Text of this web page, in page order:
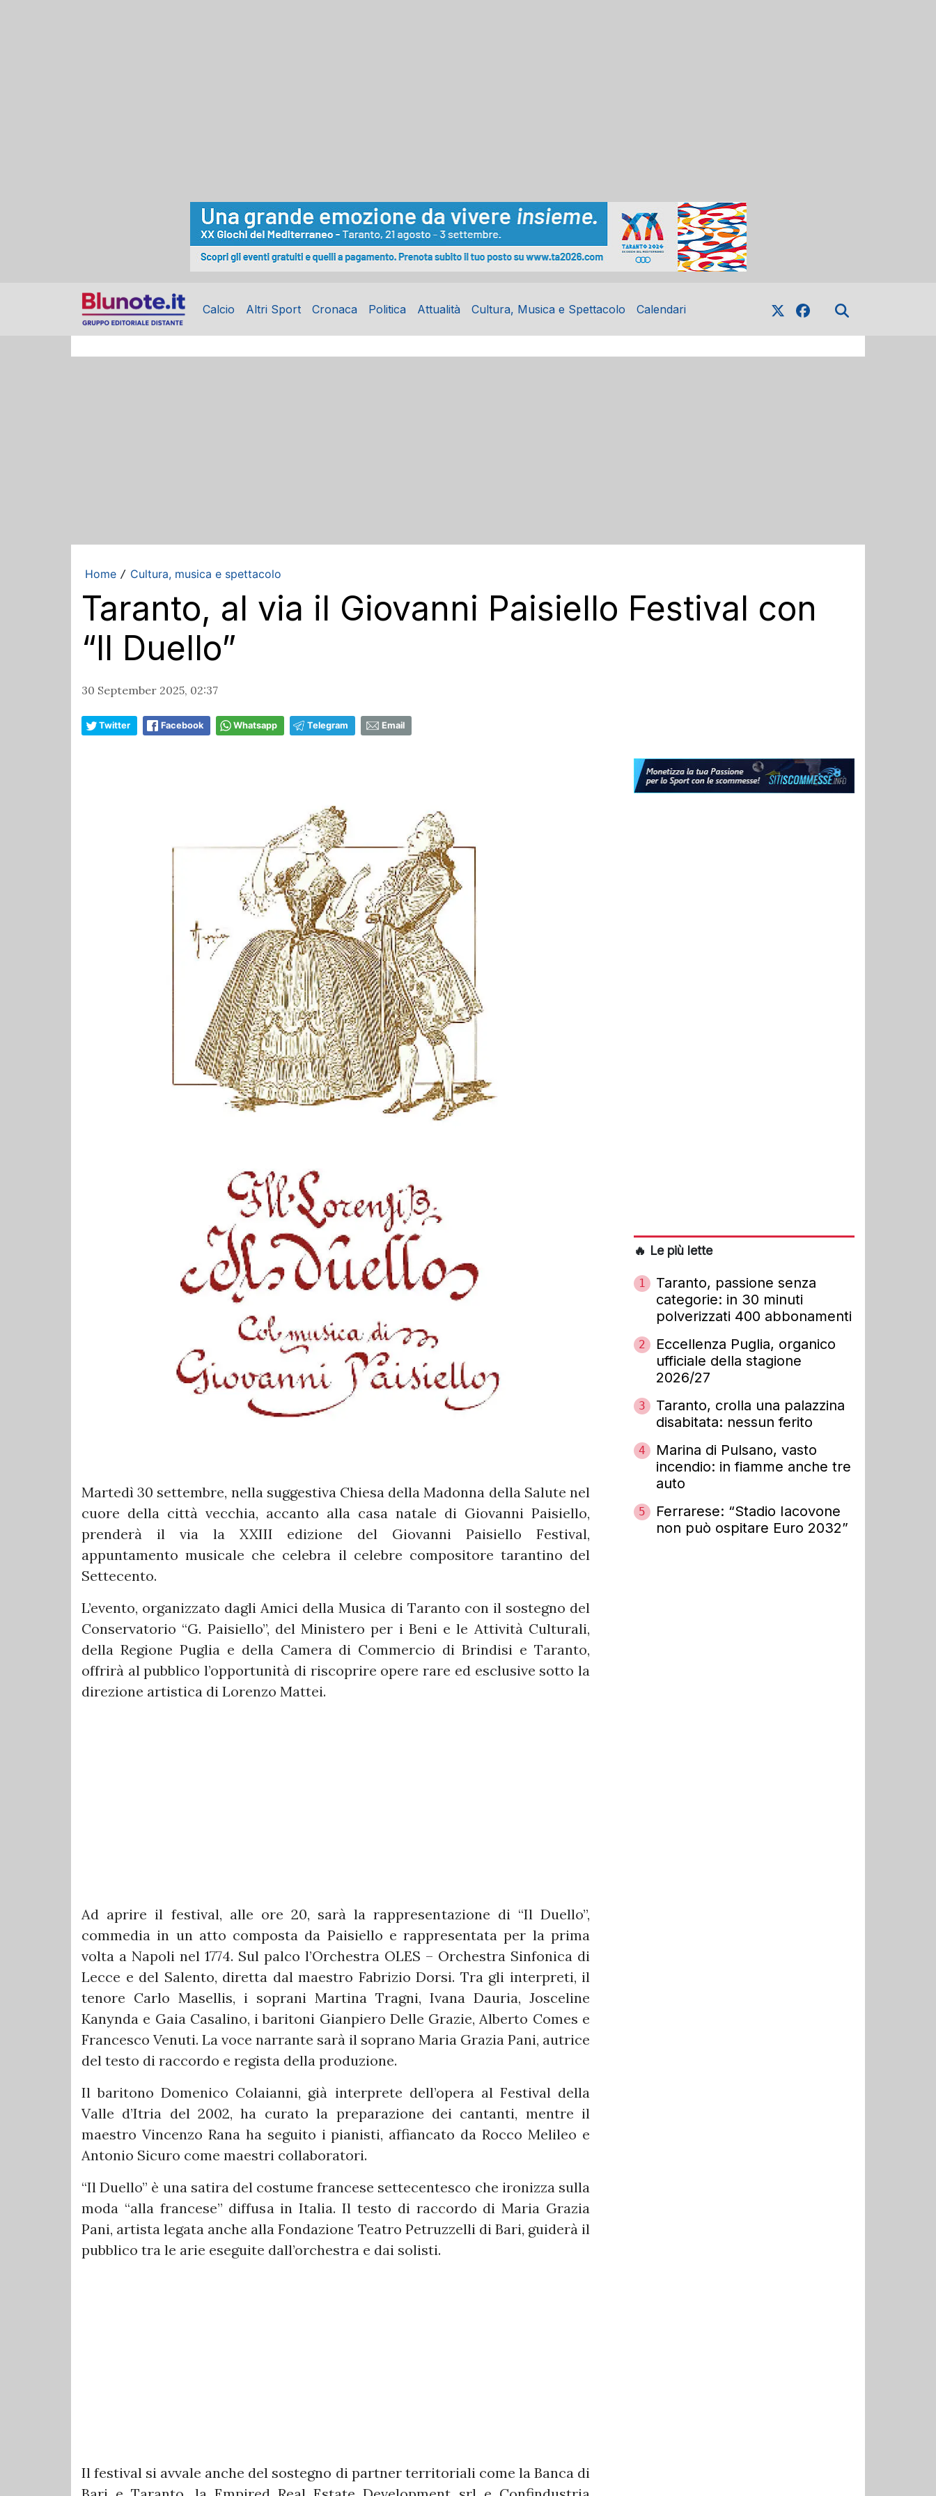
Calcio Altri Sport Cronaca Politica Attualità Cultura, Musica e Spettacolo Calendari
Home / Cultura, musica e spettacolo
Taranto, al via il Giovanni Paisiello Festival con
“Il Duello”
30 September 2025, 02:37
Twitter Facebook Whatsapp Telegram Email
Martedì 30 settembre, nella suggestiva Chiesa della Madonna della Salute nel
cuore della città vecchia, accanto alla casa natale di Giovanni Paisiello,
prenderà il via la XXIII edizione del Giovanni Paisiello Festival,
appuntamento musicale che celebra il celebre compositore tarantino del
Settecento.
L’evento, organizzato dagli Amici della Musica di Taranto con il sostegno del
Conservatorio “G. Paisiello”, del Ministero per i Beni e le Attività Culturali,
della Regione Puglia e della Camera di Commercio di Brindisi e Taranto,
offrirà al pubblico l’opportunità di riscoprire opere rare ed esclusive sotto la
direzione artistica di Lorenzo Mattei.
Ad aprire il festival, alle ore 20, sarà la rappresentazione di “Il Duello”,
commedia in un atto composta da Paisiello e rappresentata per la prima
volta a Napoli nel 1774. Sul palco l’Orchestra OLES – Orchestra Sinfonica di
Lecce e del Salento, diretta dal maestro Fabrizio Dorsi. Tra gli interpreti, il
tenore Carlo Masellis, i soprani Martina Tragni, Ivana Dauria, Josceline
Kanynda e Gaia Casalino, i baritoni Gianpiero Delle Grazie, Alberto Comes e
Francesco Venuti. La voce narrante sarà il soprano Maria Grazia Pani, autrice
del testo di raccordo e regista della produzione.
Il baritono Domenico Colaianni, già interprete dell’opera al Festival della
Valle d’Itria del 2002, ha curato la preparazione dei cantanti, mentre il
maestro Vincenzo Rana ha seguito i pianisti, affiancato da Rocco Melileo e
Antonio Sicuro come maestri collaboratori.
“Il Duello” è una satira del costume francese settecentesco che ironizza sulla
moda “alla francese” diffusa in Italia. Il testo di raccordo di Maria Grazia
Pani, artista legata anche alla Fondazione Teatro Petruzzelli di Bari, guiderà il
pubblico tra le arie eseguite dall’orchestra e dai solisti.
Il festival si avvale anche del sostegno di partner territoriali come la Banca di
🔥 Le più lette
1
Taranto, passione senza
categorie: in 30 minuti
polverizzati 400 abbonamenti
2
Eccellenza Puglia, organico
ufficiale della stagione
2026/27
3
Taranto, crolla una palazzina
disabitata: nessun ferito
4
Marina di Pulsano, vasto
incendio: in fiamme anche tre
auto
5
Ferrarese: “Stadio Iacovone
non può ospitare Euro 2032”